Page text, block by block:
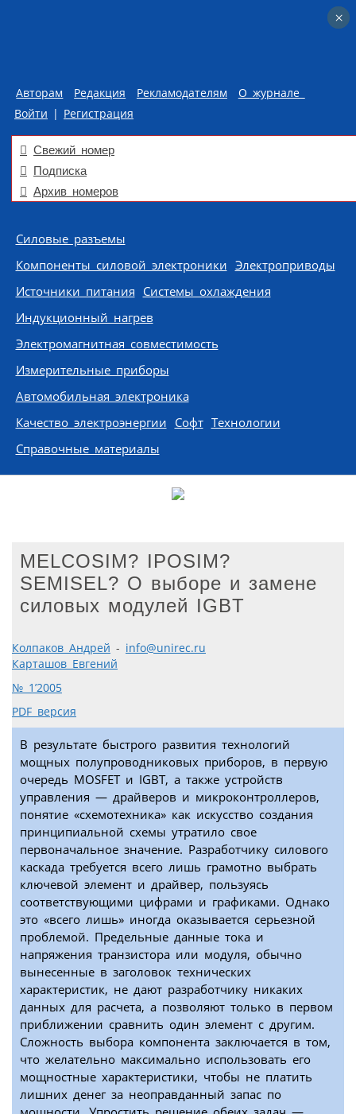
Авторам Редакция Рекламодателям
О журнале
Войти | Регистрация
Свежий номер
Подписка
Архив номеров
Skip to content
Силовые разъемы
Компоненты силовой электроники Электроприводы
Источники питания Системы охлаждения
Индукционный нагрев
Электромагнитная совместимость
Измерительные приборы
Автомобильная электроника
Качество электроэнергии Софт Технологии
Справочные материалы
MELCOSIM? IPOSIM?
SEMISEL? О выборе и замене
силовых модулей IGBT
Колпаков Андрей - info@unirec.ru
Карташов Евгений
№ 1’2005
PDF версия
В результате быстрого развития технологий
мощных полупроводниковых приборов, в первую
очередь MOSFET и IGBT, а также устройств
управления — драйверов и микроконтроллеров,
понятие «схемотехника» как искусство создания
принципиальной схемы утратило свое
первоначальное значение. Разработчику силового
каскада требуется всего лишь грамотно выбрать
ключевой элемент и драйвер, пользуясь
соответствующими цифрами и графиками. Однако
это «всего лишь» иногда оказывается серьезной
проблемой. Предельные данные тока и
напряжения транзистора или модуля, обычно
вынесенные в заголовок технических
характеристик, не дают разработчику никаких
данных для расчета, а позволяют только в первом
приближении сравнить один элемент с другим.
Сложность выбора компонента заключается в том,
что желательно максимально использовать его
мощностные характеристики, чтобы не платить
лишних денег за неоправданный запас по
×
×